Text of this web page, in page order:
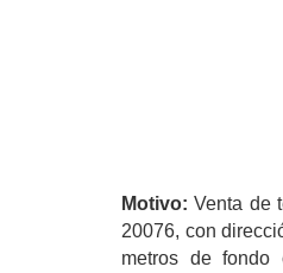
Motivo: Venta de
20076, con
metros de fondo